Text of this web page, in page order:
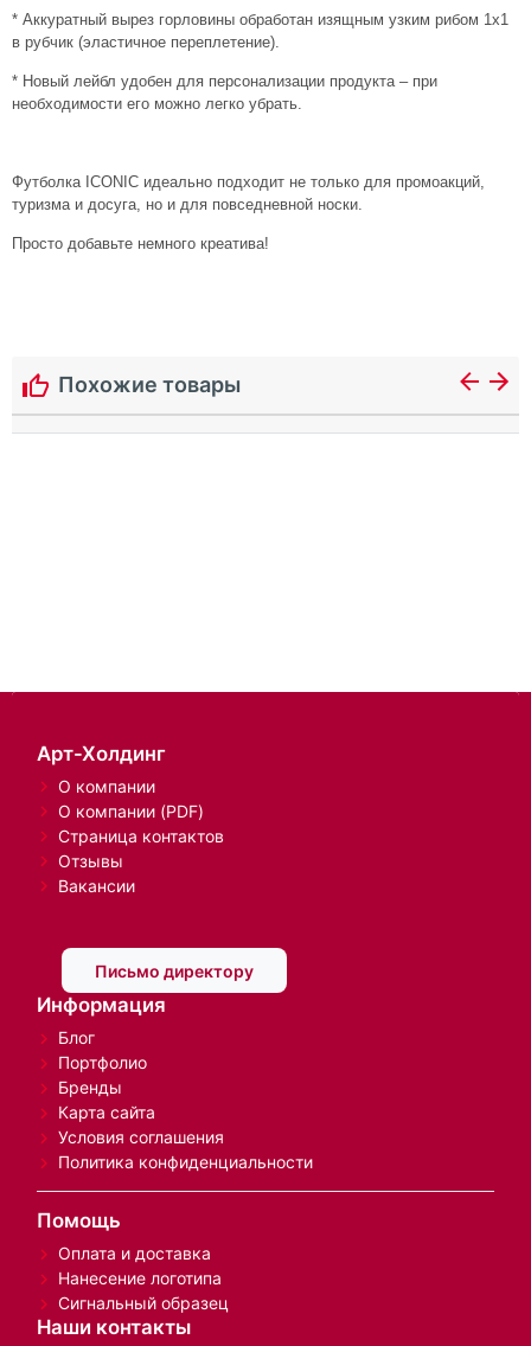
* Аккуратный вырез горловины обработан изящным узким рибом 1x1
в рубчик (эластичное переплетение).
* Новый лейбл удобен для персонализации продукта – при
необходимости его можно легко убрать.
Футболка ICONIC идеально подходит не только для промоакций,
туризма и досуга, но и для повседневной носки.
Просто добавьте немного креатива!
Похожие товары
Арт-Холдинг
О компании
О компании (PDF)
Страница контактов
Отзывы
Вакансии
Письмо директору
Информация
Блог
Портфолио
Бренды
Карта сайта
Условия соглашения
Политика конфиденциальности
Помощь
Оплата и доставка
Нанесение логотипа
Сигнальный образец
Наши контакты